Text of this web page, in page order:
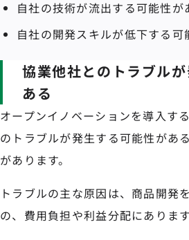
自社の技術が流出する可能性が
自社の開発スキルが低下する可
協業他社とのトラブル
ある
オープンイノベーションを導入す
のトラブルが発生する可能性があ
があります。
トラブルの主な原因は、商品開発
の、費用負担や利益分配にあります